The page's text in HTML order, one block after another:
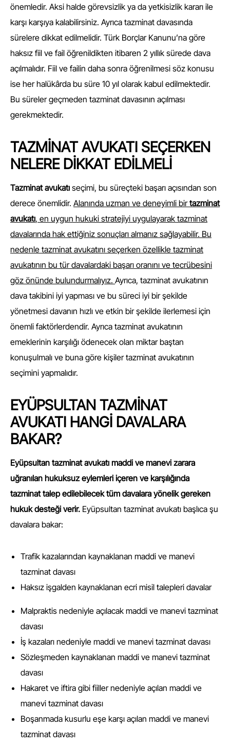
önemledir. Aksi halde görevsizlik ya da yetkisizlik kararı ile
karşı karşıya kalabilirsiniz. Ayrıca tazminat davasında
sürelere dikkat edilmelidir. Türk Borçlar Kanunu’na göre
haksız fiil ve fail öğrenildikten itibaren 2 yıllık sürede dava
açılmalıdır. Fiil ve failin daha sonra öğrenilmesi söz konusu
ise her halükârda bu süre 10 yıl olarak kabul edilmektedir.
Bu süreler geçmeden tazminat davasının açılması
gerekmektedir.
TAZMİNAT AVUKATI SEÇERKEN
NELERE DİKKAT EDİLMELİ
Tazminat avukatı seçimi, bu süreçteki başarı açısından son
derece önemlidir. Alanında uzman ve deneyimli birtazminat
avukatı, en uygun hukuki stratejiyi uygulayarak tazminat
davalarında hak ettiğiniz sonuçları almanız sağlayabilir. Bu
nedenle tazminat avukatını seçerken özellikle tazminat
avukatının bu tür davalardaki başarı oranını ve tecrübesini
göz önünde bulundurmalıyız. Ayrıca, tazminat avukatının
dava takibini iyi yapması ve bu süreci iyi bir şekilde
yönetmesi davanın hızlı ve etkin bir şekilde ilerlemesi için
önemli faktörlerdendir. Ayrıca tazminat avukatının
emeklerinin karşılığı ödenecek olan miktar baştan
konuşulmalı ve buna göre kişiler tazminat avukatının
seçimini yapmalıdır.
EYÜPSULTAN TAZMİNAT
AVUKATI HANGİ DAVALARA
BAKAR?
Eyüpsultan tazminat avukatı maddi ve manevi zarara
uğranılan hukuksuz eylemleri içeren ve karşılığında
tazminat talep edilebilecek tüm davalara yönelik gereken
hukuk desteği verir. Eyüpsultan tazminat avukatı başlıca şu
davalara bakar:
Trafik kazalarından kaynaklanan maddi ve manevi
tazminat davası
Haksız işgalden kaynaklanan ecri misil talepleri davalar
Malpraktis nedeniyle açılacak maddi ve manevi tazminat
davası
İş kazaları nedeniyle maddi ve manevi tazminat davası
Sözleşmeden kaynaklanan maddi ve manevi tazminat
davası
Hakaret ve iftira gibi fiiller nedeniyle açılan maddi ve
manevi tazminat davası
Boşanmada kusurlu eşe karşı açılan maddi ve manevi
tazminat davası